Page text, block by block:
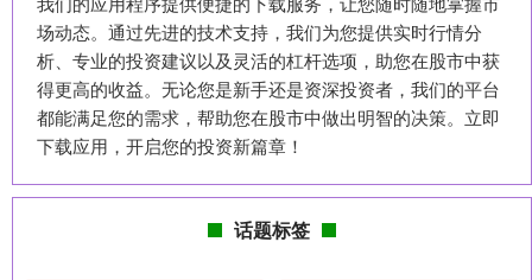
场动态。通过先进的技术支持，我们为您提供实时行情分
析、专业的投资建议以及灵活的杠杆选项，助您在股市中获
得更高的收益。无论您是新手还是资深投资者，我们的平台
都能满足您的需求，帮助您在股市中做出明智的决策。立即
下载应用，开启您的投资新篇章！
话题标签